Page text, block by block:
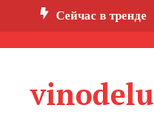
Сейчас в тренде
vinodelu